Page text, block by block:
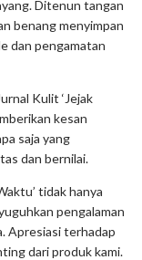
Ditenun tangan
benang menyimpan
dan pengamatan
Kulit ‘Jejak
kesan
saja yang
dan bernilai.
tidak hanya
pengalaman
Apresiasi terhadap
dari produk kami.